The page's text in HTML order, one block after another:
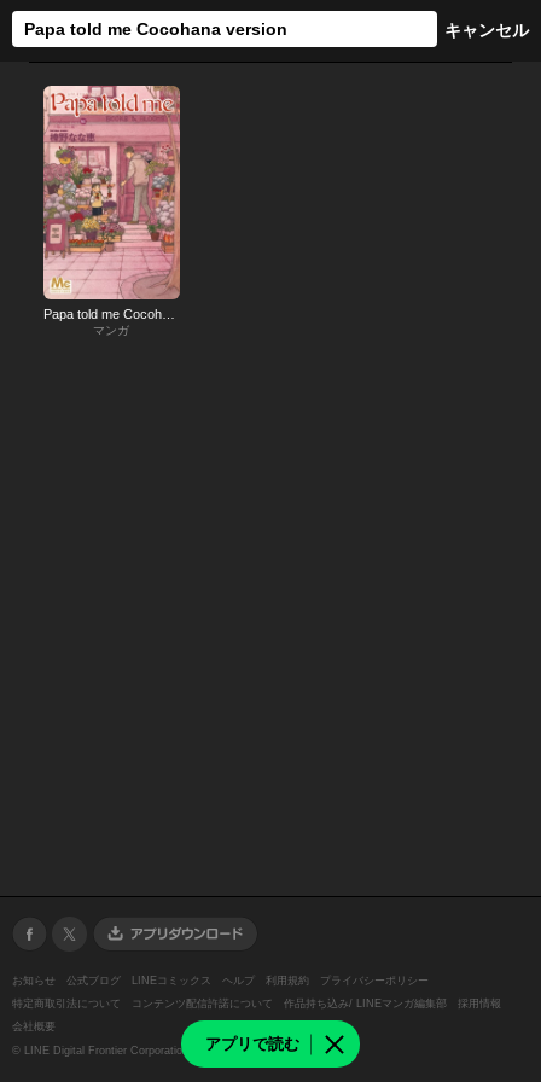
アプリで読む
マンガ
お知らせ 公式ブログ LINEコミックス ヘルプ 利用規約
プライバシーポリシー
特定商取引法について
コンテンツ配信許諾について 作品持ち込み/ LINEマンガ編集部
採用情報
会社概要
© LINE Digital Frontier Corporation